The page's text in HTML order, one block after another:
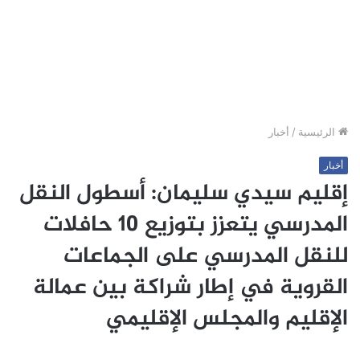
الرئيسية / أخبار
أخبار
إقليم سيدي سليمان: أسطول النقل
المدرسي يتعزز بتوزيع 10 حافلات
للنقل المدرسي على الجماعات
القروية في إطار شراكة بين عمالة
الإقليم والمجلس الإقليمي